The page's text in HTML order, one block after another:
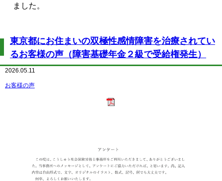
ました。
東京都にお住まいの双極性感情障害を治療されてい
るお客様の声（障害基礎年金２級で受給権発生）
2026.05.11
お客様の声